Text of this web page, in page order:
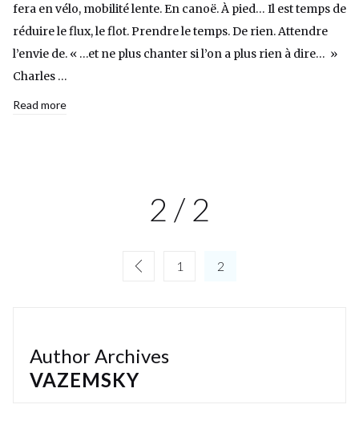
fera en vélo, mobilité lente. En canoë. À pied… Il est temps de
réduire le flux, le flot. Prendre le temps. De rien. Attendre
l’envie de. « …et ne plus chanter si l’on a plus rien à dire… »
Charles …
Read more
2 / 2
1 2
Author Archives
VAZEMSKY